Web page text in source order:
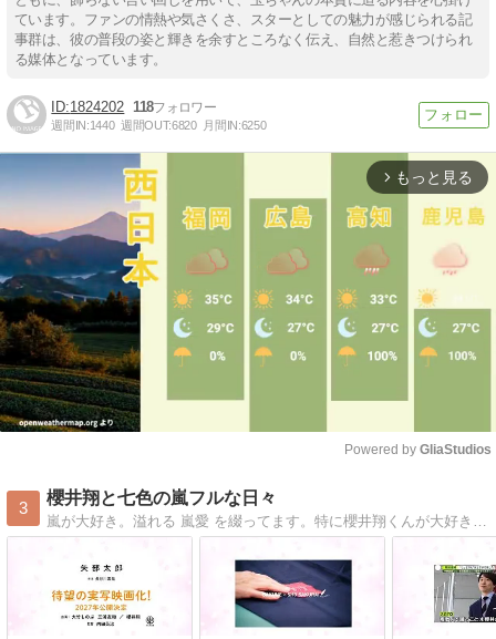
ています。ファンの情熱や気さくさ、スターとしての魅力が感じられる記
事群は、彼の普段の姿と輝きを余すところなく伝え、自然と惹きつけられ
る媒体となっています。
1824202 118
週間IN:1440 週間OUT:6820 月間IN:6250
arrow_forward_ios もっと見る
Powered by GliaStudios
3
櫻井翔と七色の嵐フルな日々
嵐が大好き。溢れる 嵐愛 を綴ってます。特に櫻井翔くんが大好き、日々嵐の５人に癒されてます。